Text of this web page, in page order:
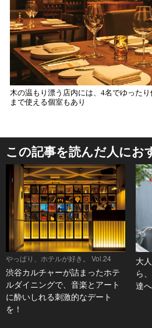
木の温もり漂う店内には、4名でゆった
まで使える個室もあり
この記事を読んだ人にお
やっぱり、ホテルが好き。 Vol.24
渋谷カルチャーが詰まったホテ
ルダイニングで、音楽とアート
に酔いしれる刺激的なデート
を！
大
ら
達へ